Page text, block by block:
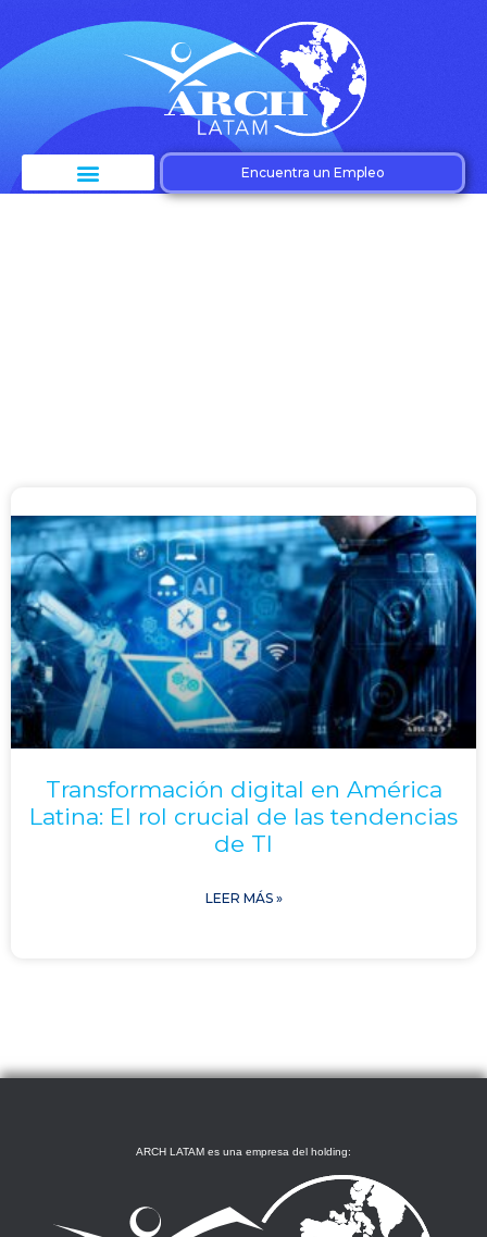
Encuentra un Empleo
Transformación digital en América
Latina: El rol crucial de las tendencias
de TI
LEER MÁS »
ARCH LATAM es una empresa del holding: